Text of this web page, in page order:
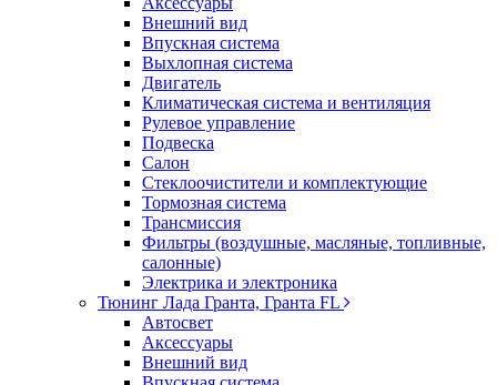
Внешний вид
Впускная система
Выхлопная система
Двигатель
Климатическая система и вентиляция
Рулевое управление
Подвеска
Салон
Стеклоочистители и комплектующие
Тормозная система
Трансмиссия
Фильтры (воздушные, масляные, топливные,
салонные)
Электрика и электроника
Тюнинг Лада Гранта, Гранта FL
Автосвет
Аксессуары
Внешний вид